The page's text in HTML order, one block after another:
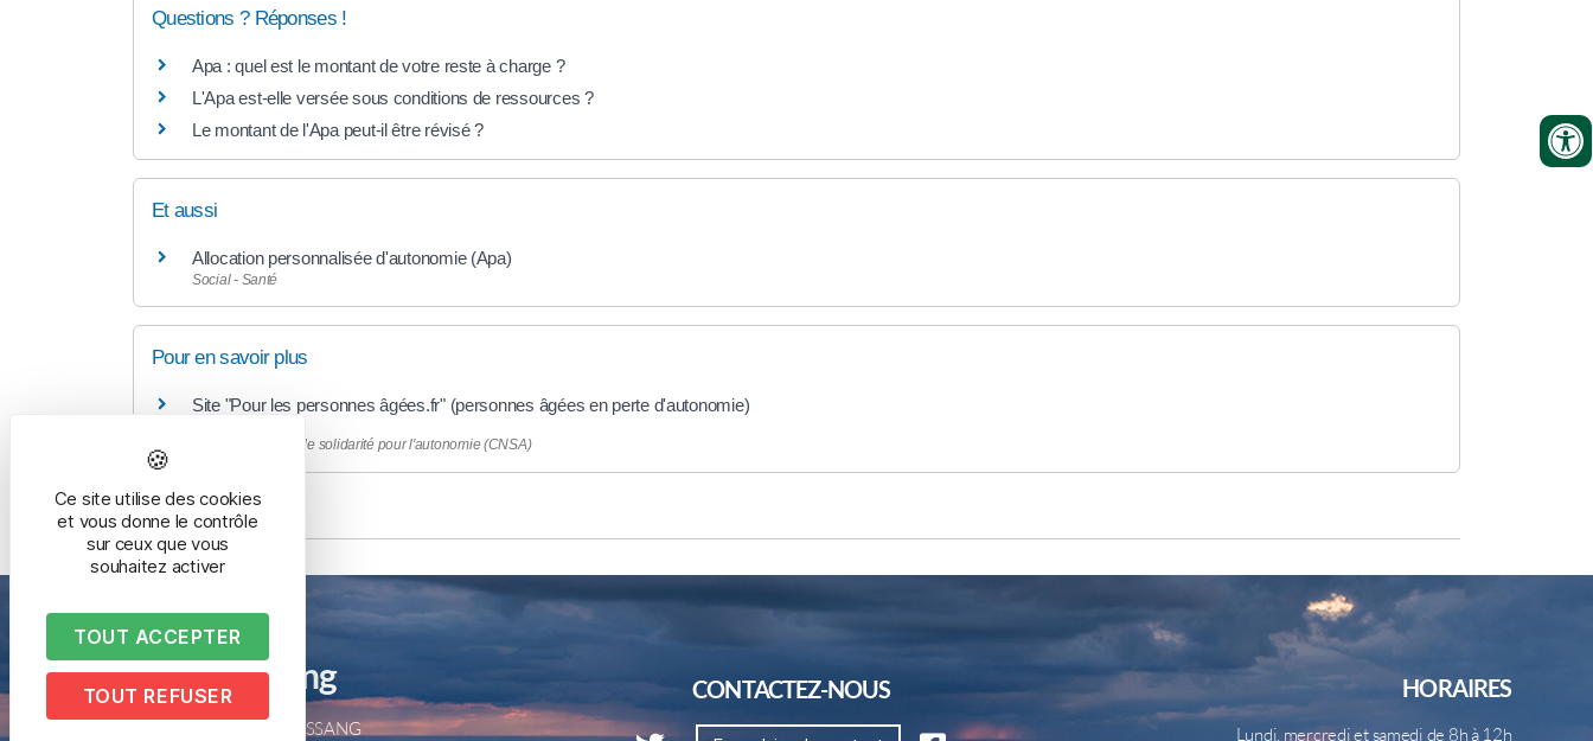
Questions ? Réponses !
Apa : quel est le montant de votre reste à charge ?
L'Apa est-elle versée sous conditions de ressources ?
Le montant de l'Apa peut-il être révisé ?
Et aussi
Allocation personnalisée d'autonomie (Apa)
Social - Santé
Pour en savoir plus
Site "Pour les personnes âgées.fr" (personnes âgées en perte d'autonomie)
Caisse nationale de solidarité pour l'autonomie (CNSA)
Mairie de Bussang
2 place de la mairie – 88540 BUSSANG
CONTACTEZ-NOUS HORAIRES
Lundi, mercredi et samedi de 8h à 12h
Ce site utilise des cookies
et vous donne le contrôle
sur ceux que vous
souhaitez activer
TOUT ACCEPTER
TOUT REFUSER